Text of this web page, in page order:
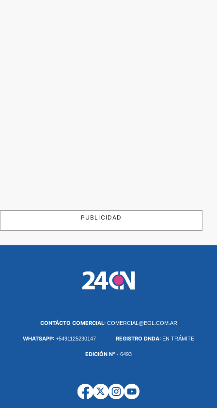
PUBLICIDAD
CONTÁCTO COMERCIAL: COMERCIAL@EOL.COM.AR
WHATSAPP: +5491125230147 REGISTRO DNDA: EN TRÁMITE
EDICIÓN Nº - 6493